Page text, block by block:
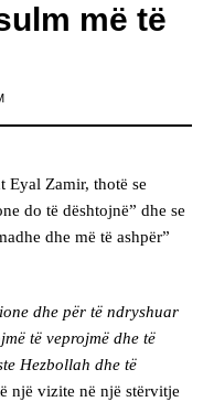
më të
Eyal Zamir, thotë se
do të dështojnë” dhe se
dhe më të ashpër”
dhe për të ndryshuar
të veprojmë dhe të
Hezbollah dhe të
një vizite në një stërvitje